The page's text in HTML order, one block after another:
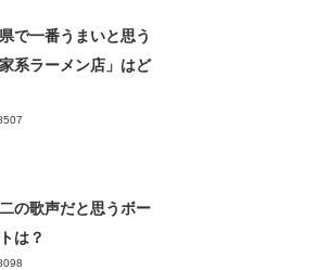
で一番うまいと思う
家系ラーメン店」はど
の歌声だと思うボー
は？